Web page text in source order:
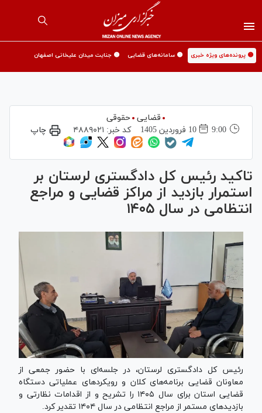
🟡 پرونده‌های ویژه خبری 🟡 سامانه‌های قضایی 🟡 جنایت میدان علیخانی اصفهان
قضایی حقوقی
9:00
10 فروردين 1405 کد خبر: ۴۸۸۹۰۲۱ چاپ
تاکید رئیس کل دادگستری لرستان بر
استمرار بازدید از مراکز قضایی و مراجع
انتظامی در سال ۱۴۰۵
رئیس کل دادگستری لرستان، در جلسه‌ای با حضور جمعی از
معاونان قضایی برنامه‌های کلان و رویکرد‌های عملیاتی دستگاه
قضایی استان برای سال ۱۴۰۵ را تشریح و از اقدامات نظارتی و
بازدید‌های مستمر از مراجع انتظامی در سال ۱۴۰۴ تقدیر کرد.